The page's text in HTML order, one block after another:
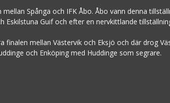
Spånga och IFK Åbo. Åbo vann denna
Eskilstuna Guif och efter en nervkittlande
finalen mellan Västervik och Eksjö och där drog
och Enköping med Huddinge som segrare.